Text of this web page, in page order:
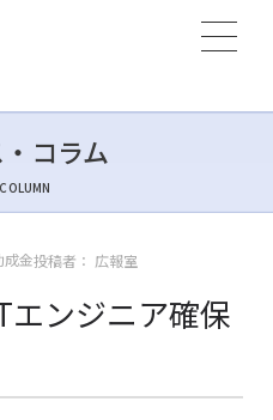
コラム
成金投稿者： 広報室
エンジニア確保